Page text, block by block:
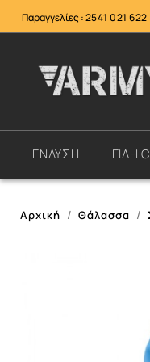
Παραγγελίες :2541 021 622
ΕΝΔΥΣΗ ΕΙΔΗ
Αρχική Θάλασσα